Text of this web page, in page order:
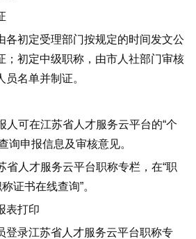
各初定受理部门按规定的时间发文公
；初定中级职称，由市人社部门审核
名单并制证。
人可在江苏省人才服务云平台的“个
询申报信息及审核意见。
省人才服务云平台职称专栏，在“职
证书在线查询”。
表打印
登录江苏省人才服务云平台职称专